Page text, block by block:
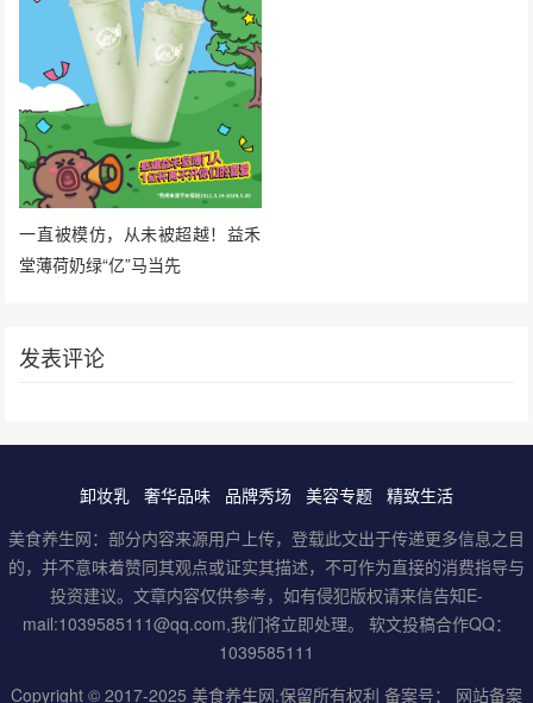
一直被模仿，从未被超越！益禾
堂薄荷奶绿“亿”马当先
发表评论
卸妆乳 奢华品味 品牌秀场 美容专题 精致生活
美食养生网：部分内容来源用户上传，登载此文出于传递更多信息之目
的，并不意味着赞同其观点或证实其描述，不可作为直接的消费指导与
投资建议。文章内容仅供参考，如有侵犯版权请来信告知E-
mail:1039585111@qq.com,我们将立即处理。 软文投稿合作QQ：
1039585111
Copyright © 2017-2025 美食养生网.保留所有权利 备案号： 网站备案